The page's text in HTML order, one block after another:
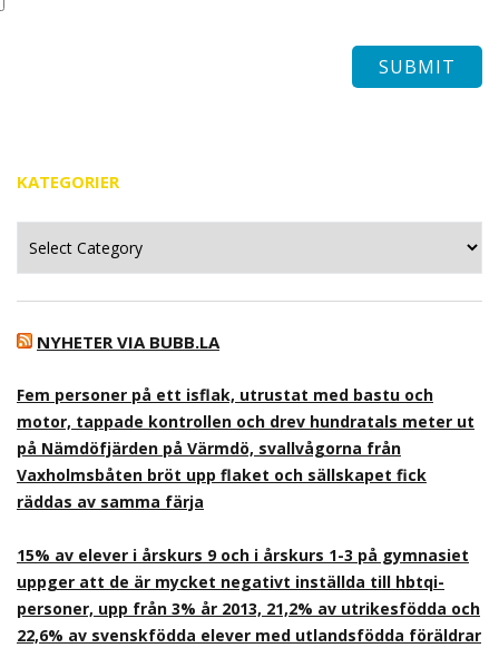
KATEGORIER
NYHETER VIA BUBB.LA
Fem personer på ett isflak, utrustat med bastu och
motor, tappade kontrollen och drev hundratals meter ut
på Nämdöfjärden på Värmdö, svallvågorna från
Vaxholmsbåten bröt upp flaket och sällskapet fick
räddas av samma färja
15% av elever i årskurs 9 och i årskurs 1-3 på gymnasiet
uppger att de är mycket negativt inställda till hbtqi-
personer, upp från 3% år 2013, 21,2% av utrikesfödda och
22,6% av svenskfödda elever med utlandsfödda föräldrar